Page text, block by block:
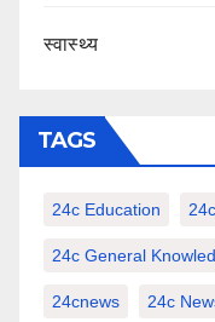
स्वास्थ्य
TAGS
24c Education
24c General
24cnews 24c